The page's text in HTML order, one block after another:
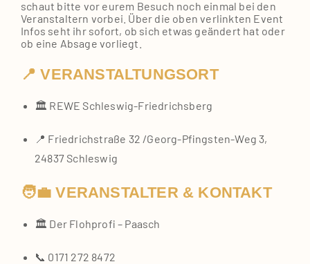
schaut bit­te vor eurem Besuch noch ein­mal bei den
Ver­an­stal­tern vor­bei. Über die oben ver­link­ten Event
Infos seht ihr sofort, ob sich etwas geän­dert hat oder
ob eine Absa­ge vor­liegt.
📍 VERANSTALTUNGSORT
🏛️ REWE Schleswig‑Friedrichsberg
📍 Fried­rich­stra­ße 32 /​Georg‑Pfingsten‑Weg 3,
24837 Schles­wig
🧑‍💼 VERANSTALTER & KONTAKT
🏛️ Der Floh­pro­fi – Paasch
📞 0171 272 8472